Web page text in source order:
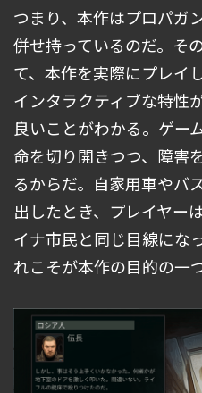
つまり、本作はプロパガ
併せ持っているのだ。そ
て、本作を実際にプレイ
インタラクティブな特性
良いことがわかる。ゲー
命を切り開きつつ、障害
るからだ。自家用車やバ
出したとき、プレイヤー
イナ市民と同じ目線にな
れこそが本作の目的の一